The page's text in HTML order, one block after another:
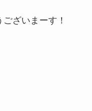
ざいまーす！